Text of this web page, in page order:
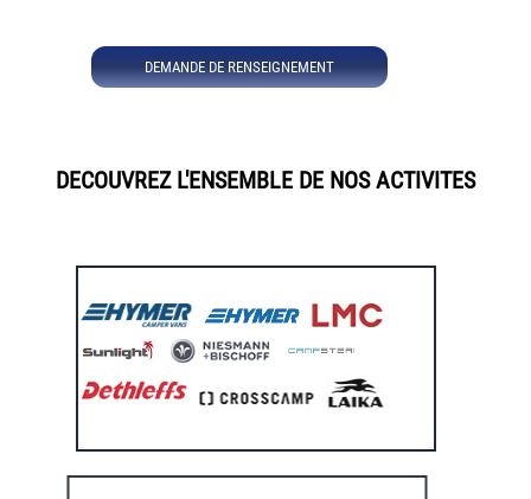
DEMANDE DE RENSEIGNEMENT
DECOUVREZ L'ENSEMBLE DE NOS ACTIVITES